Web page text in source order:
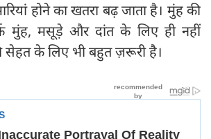
होने का खतरा बढ़ जाता है। मुंह की
मुंह, मसूड़े और दांत के लिए ही नहीं
सेहत के लिए भी बहुत ज़रूरी है।